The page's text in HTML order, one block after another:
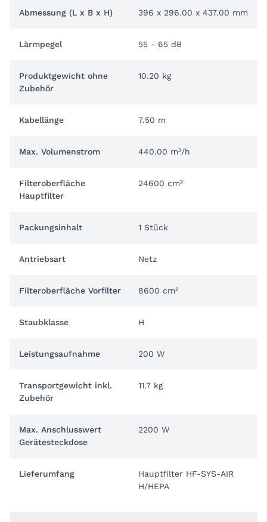
Abmessung (L x B x H) 396 x 296.00 x 437.00 mm
Lärmpegel 55 - 65 dB
Produktgewicht ohne
Zubehör
10.20 kg
Kabellänge 7.50 m
Max. Volumenstrom 440.00 m³/h
Filteroberfläche
Hauptfilter
24600 cm²
Packungsinhalt 1 Stück
Antriebsart Netz
Filteroberfläche Vorfilter 8600 cm²
Staubklasse H
Leistungsaufnahme 200 W
Transportgewicht inkl.
Zubehör
11.7 kg
Max. Anschlusswert
Gerätesteckdose
2200 W
Lieferumfang
Hauptfilter HF-SYS-AIR
H/HEPA